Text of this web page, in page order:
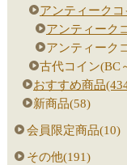
アンティーク
アンティーク
アンティーク
古代コイン(BC
おすすめ商品
新商品(58)
会員限定商品(10)
その他(191)